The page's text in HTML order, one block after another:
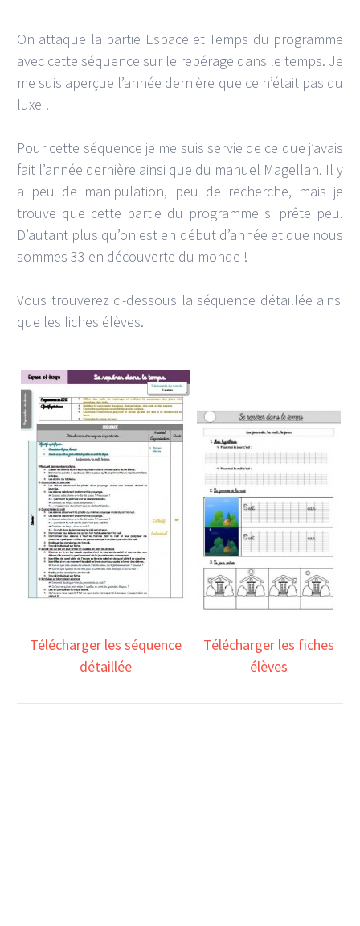
On attaque la partie Espace et Temps du programme
avec cette séquence sur le repérage dans le temps. Je
me suis aperçue l’année dernière que ce n’était pas du
luxe !
Pour cette séquence je me suis servie de ce que j’avais
fait l’année dernière ainsi que du manuel Magellan. Il y
a peu de manipulation, peu de recherche, mais je
trouve que cette partie du programme si prête peu.
D’autant plus qu’on est en début d’année et que nous
sommes 33 en découverte du monde !
Vous trouverez ci-dessous la séquence détaillée ainsi
que les fiches élèves.
Télécharger les séquence
détaillée
Télécharger les fiches
élèves